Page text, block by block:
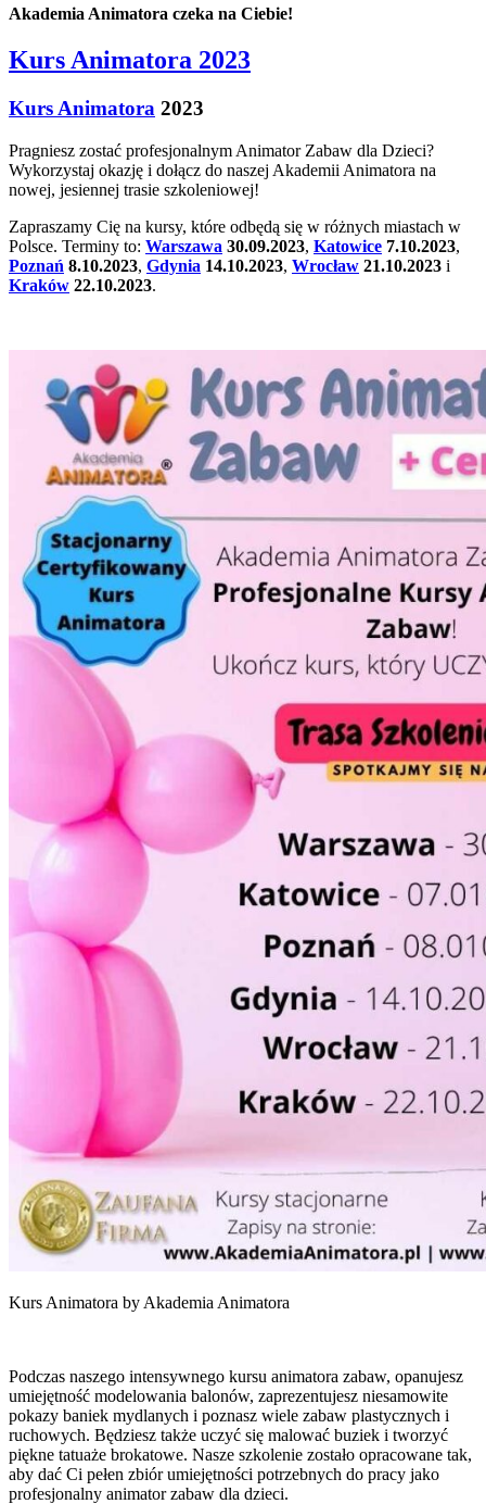
Akademia Animatora czeka na Ciebie!
Kurs Animatora 2023
Kurs Animatora 2023
Pragniesz zostać profesjonalnym Animator Zabaw dla Dzieci?
Wykorzystaj okazję i dołącz do naszej Akademii Animatora na
nowej, jesiennej trasie szkoleniowej!
Zapraszamy Cię na kursy, które odbędą się w różnych miastach w
Polsce. Terminy to: Warszawa 30.09.2023, Katowice 7.10.2023,
Poznań 8.10.2023, Gdynia 14.10.2023, Wrocław 21.10.2023 i
Kraków 22.10.2023.
Kurs Animatora by Akademia Animatora
Podczas naszego intensywnego kursu animatora zabaw, opanujesz
umiejętność modelowania balonów, zaprezentujesz niesamowite
pokazy baniek mydlanych i poznasz wiele zabaw plastycznych i
ruchowych. Będziesz także uczyć się malować buziek i tworzyć
piękne tatuaże brokatowe. Nasze szkolenie zostało opracowane tak,
aby dać Ci pełen zbiór umiejętności potrzebnych do pracy jako
profesjonalny animator zabaw dla dzieci.